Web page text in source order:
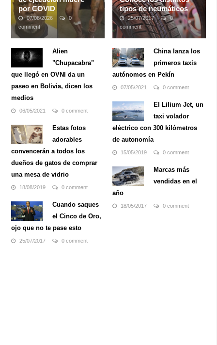
por COVID
07/08/2026
0
comment
Romell Broom había
prisión de Ohio esperando
ser asesinado por
secuestrar, violar y
de 14 años, mientras
caminaba a casa en 1984.
Su ejecución ...
Alien
"Chupacabra"
que llegó en OVNI da un
paseo en Bolivia, dicen los
medios
06/05/2021 0 comment
Estas fotos
adorables
convencerán a todos los
dueños de gatos de comprar
una mesa de vidrio
18/08/2019 0 comment
Cuando saques
el Cinco de Oro,
ojo que no te pase esto
25/07/2017 0 comment
tipos de neumáticos
25/07/2017
0
comment
Los neumáticos
elementos tanto más
básicos como más
importantes de cualquier
forma de anillo los cuales
ofrecen tracción para ...
China lanza los
primeros taxis
autónomos en Pekín
07/05/2021 0 comment
El Lilium Jet, un
taxi volador
eléctrico con 300 kilómetros
de autonomía
15/05/2019 0 comment
Marcas más
vendidas en el
año
18/05/2017 0 comment